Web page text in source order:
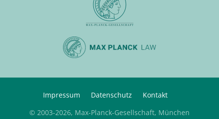
Impressum Datenschutz
Kontakt
© 2003-2026, Max-Planck-Gesellschaft, München